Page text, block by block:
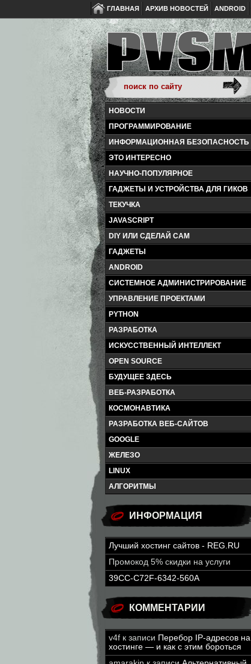
ГЛАВНАЯ АРХИВ НОВОСТЕЙ ANDROID
НОВОСТИ
ПРОГРАММИРОВАНИЕ
ИНФОРМАЦИОННАЯ БЕЗОПАСНОСТЬ
ЭТО ИНТЕРЕСНО
НАУЧНО-ПОПУЛЯРНОЕ
ГАДЖЕТЫ И УСТРОЙСТВА ДЛЯ ГИКОВ
ТЕКУЧКА
JAVASCRIPT
DIY ИЛИ СДЕЛАЙ САМ
ГАДЖЕТЫ
ANDROID
СИСТЕМНОЕ АДМИНИСТРИРОВАНИЕ
УПРАВЛЕНИЕ ПРОЕКТАМИ
PYTHON
РАЗРАБОТКА
ИСКУССТВЕННЫЙ ИНТЕЛЛЕКТ
OPEN SOURCE
БУДУЩЕЕ ЗДЕСЬ
ВЕБ-РАЗРАБОТКА
КОСМОНАВТИКА
РАЗРАБОТКА ВЕБ-САЙТОВ
GOOGLE
ЖЕЛЕЗО
LINUX
АЛГОРИТМЫ
ИНФОРМАЦИЯ
Лучший хостинг сайтов - REG.RU
Промокод 5% скидки на услуги
39CC-C72F-6342-560A
КОММЕНТАРИИ
v4f к записи Перебор IP-адресов на
хостинге — и как с этим бороться